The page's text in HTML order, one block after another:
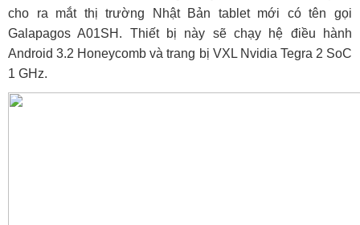
cho ra mắt thị trường Nhật Bản tablet mới có tên gọi
Galapagos A01SH. Thiết bị này sẽ chạy hệ điều hành
Android 3.2 Honeycomb và trang bị VXL Nvidia Tegra 2 SoC
1 GHz.